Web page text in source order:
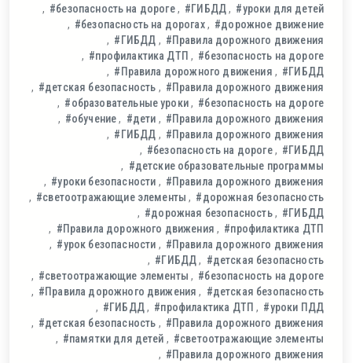
#безопасность на дороге
#ГИБДД
#уроки для детей
#безопасность на дорогах
#дорожное движение
#ГИБДД
#Правила дорожного движения
#профилактика ДТП
#безопасность на дороге
#Правила дорожного движения
#ГИБДД
#детская безопасность
#Правила дорожного движения
#образовательные уроки
#безопасность на дороге
#обучение
#дети
#Правила дорожного движения
#ГИБДД
#Правила дорожного движения
#безопасность на дороге
#ГИБДД
#детские образовательные программы
#уроки безопасности
#Правила дорожного движения
#светоотражающие элементы
#дорожная безопасность
#дорожная безопасность
#ГИБДД
#Правила дорожного движения
#профилактика ДТП
#урок безопасности
#Правила дорожного движения
#ГИБДД
#детская безопасность
#светоотражающие элементы
#безопасность на дороге
#Правила дорожного движения
#детская безопасность
#ГИБДД
#профилактика ДТП
#уроки ПДД
#детская безопасность
#Правила дорожного движения
#памятки для детей
#светоотражающие элементы
#Правила дорожного движения